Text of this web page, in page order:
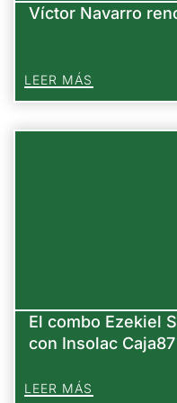
Víctor Navarro
LEER MÁS
El combo Ezekiel
con Insolac Caja87
LEER MÁS